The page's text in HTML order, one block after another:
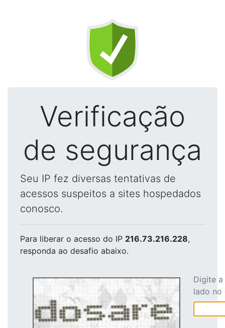
Verificação
de segurança
Seu IP fez diversas tentativas de
acessos suspeitos a sites hospedados
conosco.
Para liberar o acesso do IP 216.73.216.228,
responda ao desafio abaixo.
Digite
lado no